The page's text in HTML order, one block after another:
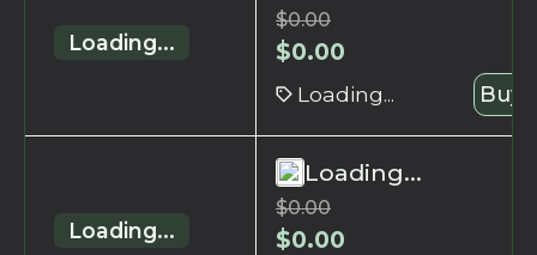
Loading...
$0.00
$0.00
Loading... Buy
Loading...
Loading...
$0.00
$0.00